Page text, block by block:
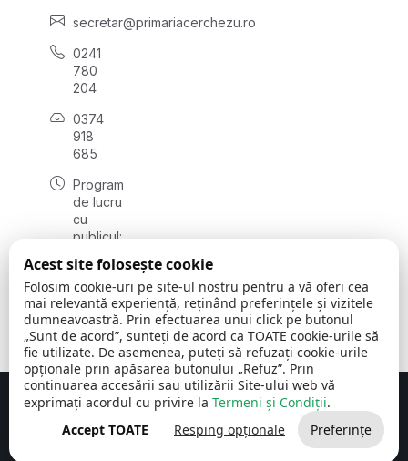
secretar@primariacerchezu.ro
0241
780
204
0374
918
685
Program
de lucru
cu
publicul:
08:00 -
16:30
, vineri:
08:00 -
14:00
Comuna Cerchezu © 2026Toate drepturile rezervate
Concept realizat de Big Media Relații Publice SRL
Acest site folosește cookie
Folosim cookie-uri pe site-ul nostru pentru a vă oferi cea
mai relevantă experiență, reținând preferințele și vizitele
dumneavoastră. Prin efectuarea unui click pe butonul
„Sunt de acord”, sunteți de acord ca TOATE cookie-urile să
fie utilizate. De asemenea, puteți să refuzați cookie-urile
opționale prin apăsarea butonului „Refuz”. Prin
continuarea accesării sau utilizării Site-ului web vă
exprimați acordul cu privire la Termeni și Condiții.
Accept TOATE
Resping opționale Preferințe